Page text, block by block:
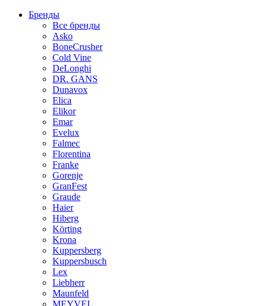
Бренды
Все бренды
Asko
BoneCrusher
Cold Vine
DeLonghi
DR. GANS
Dunavox
Elica
Elikor
Emar
Evelux
Falmec
Florentina
Franke
Gorenje
GranFest
Graude
Haier
Hiberg
Körting
Krona
Kuppersberg
Kuppersbusch
Lex
Liebherr
Maunfeld
MEYVEL